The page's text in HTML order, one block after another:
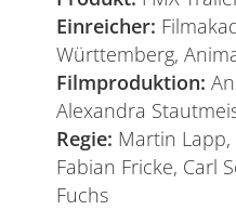
Einreicher:
Württemberg,
Filmproduktion:
Alexandra
Regie: Martin
Fabian Fricke, Carl
Fuchs